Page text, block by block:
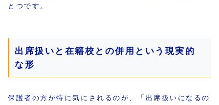
とつです。
出席扱いと在籍校との併用という現実的
な形
保護者の方が特に気にされるのが、「出席扱いになるの